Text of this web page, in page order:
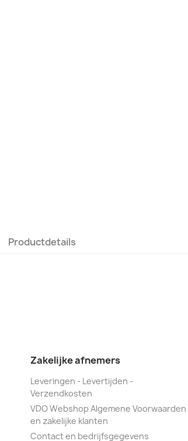
Productdetails
Zakelijke afnemers
Leveringen - Levertijden -
Verzendkosten
VDO Webshop Algemene Voorwaarden
en zakelijke klanten
Contact en bedrijfsgegevens